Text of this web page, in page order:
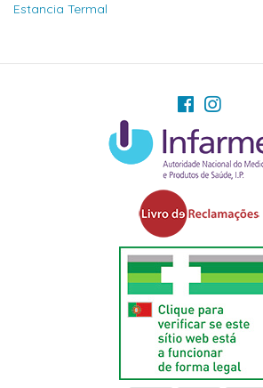
Estancia Termal